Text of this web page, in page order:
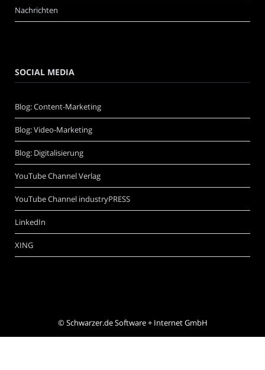
Nachrichten
SOCIAL MEDIA
Blog: Content-Marketing
Blog: Video-Marketing
Blog: Digitalisierung
YouTube Channel Verlag
YouTube Channel industryPRESS
LinkedIn
XING
©Schwarzer.de Software + Internet GmbH